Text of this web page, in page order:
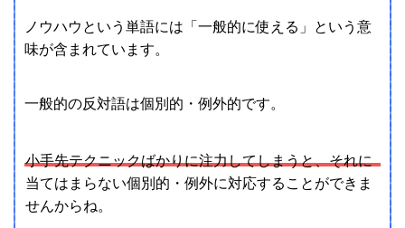
ノウハウという単語には「一般的に使える」という意
味が含まれています。
一般的の反対語は個別的・例外的です。
小手先テクニックばかりに注力してしまうと、それに
当てはまらない個別的・例外に対応することができま
せんからね。